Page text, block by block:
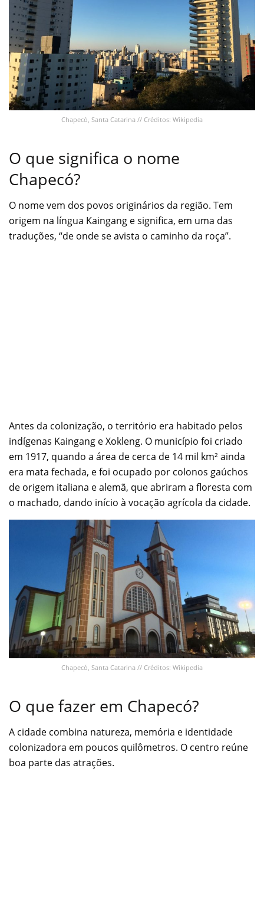
Chapecó, Santa Catarina // Créditos: Wikipedia
O que significa o nome
Chapecó?
O nome vem dos povos originários da região. Tem
origem na língua Kaingang e significa, em uma das
traduções, “de onde se avista o caminho da roça”.
Antes da colonização, o território era habitado pelos
indígenas Kaingang e Xokleng. O município foi criado
em 1917, quando a área de cerca de 14 mil km² ainda
era mata fechada, e foi ocupado por colonos gaúchos
de origem italiana e alemã, que abriram a floresta com
o machado, dando início à vocação agrícola da cidade.
Chapecó, Santa Catarina // Créditos: Wikipedia
O que fazer em Chapecó?
A cidade combina natureza, memória e identidade
colonizadora em poucos quilômetros. O centro reúne
boa parte das atrações.